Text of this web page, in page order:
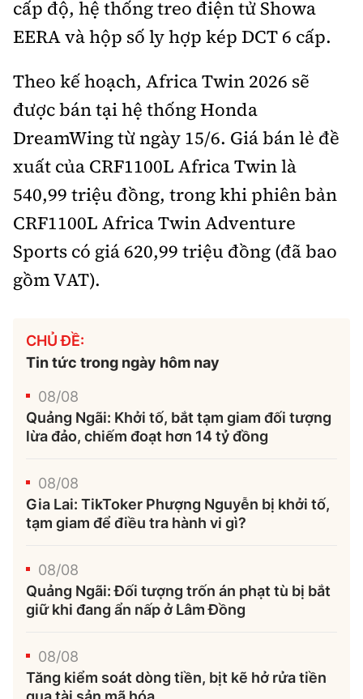
cấp độ, hệ thống treo điện tử Showa
EERA và hộp số ly hợp kép DCT 6 cấp.
Theo kế hoạch, Africa Twin 2026 sẽ
được bán tại hệ thống Honda
DreamWing từ ngày 15/6. Giá bán lẻ đề
xuất của CRF1100L Africa Twin là
540,99 triệu đồng, trong khi phiên bản
CRF1100L Africa Twin Adventure
Sports có giá 620,99 triệu đồng (đã bao
gồm VAT).
CHỦ ĐỀ:
Tin tức trong ngày hôm nay
08/08
Quảng Ngãi: Khởi tố, bắt tạm giam đối tượng
lừa đảo, chiếm đoạt hơn 14 tỷ đồng
08/08
Gia Lai: TikToker Phượng Nguyễn bị khởi tố,
tạm giam để điều tra hành vi gì?
08/08
Quảng Ngãi: Đối tượng trốn án phạt tù bị bắt
giữ khi đang ẩn nấp ở Lâm Đồng
08/08
Tăng kiểm soát dòng tiền, bịt kẽ hở rửa tiền